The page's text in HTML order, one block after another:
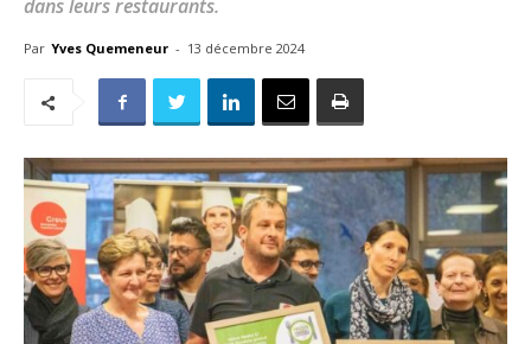
dans leurs restaurants.
Par Yves Quemeneur - 13 décembre 2024